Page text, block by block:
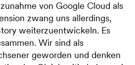
von Google Cloud als
zwang uns allerdings,
weiterzuentwickeln. Es
Wir sind als
geworden und denken